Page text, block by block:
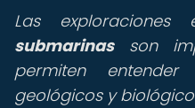
Las exploraciones
submarinasson
permiten
geológicos y